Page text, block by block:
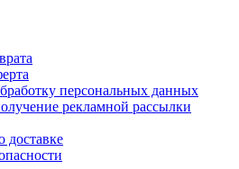
персональных данных
рекламной рассылки